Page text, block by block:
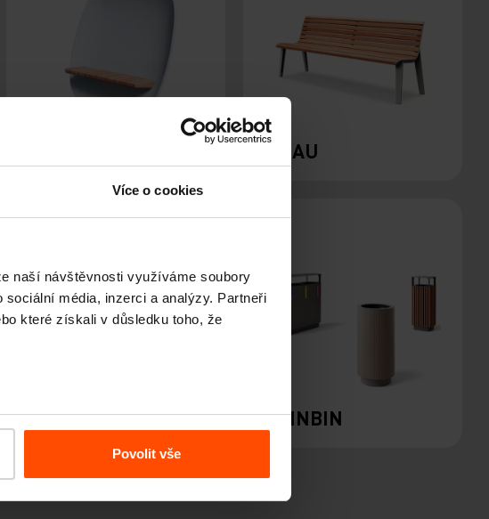
Více o cookies
naší návštěvnosti využíváme soubory
média, inzerci a analýzy. Partneři
které získali v důsledku toho, že
Povolit vše
EMAU
BIKEBLOCQ QUINBIN